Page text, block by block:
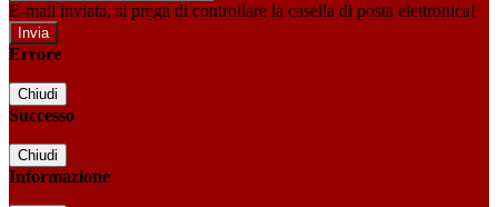
E-mail inviata, si prega di controllare la casella di posta elettronica!
Errore
Chiudi
Successo
Chiudi
Informazione